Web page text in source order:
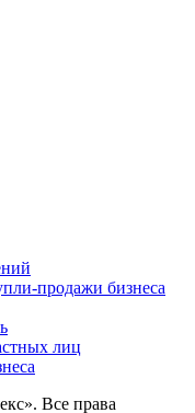
продажи бизнеса
лиц
Все права